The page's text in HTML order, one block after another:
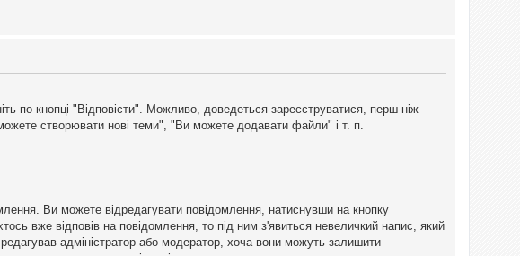
по кнопці "Відповісти". Можливо, доведеться зареєструватися, перш ніж
створювати нові теми", "Ви можете додавати файли" і т. п.
Ви можете відредагувати повідомлення, натиснувши на кнопку
вже відповів на повідомлення, то під ним з'явиться невеличкий напис, який
адміністратор або модератор, хоча вони можуть залишити